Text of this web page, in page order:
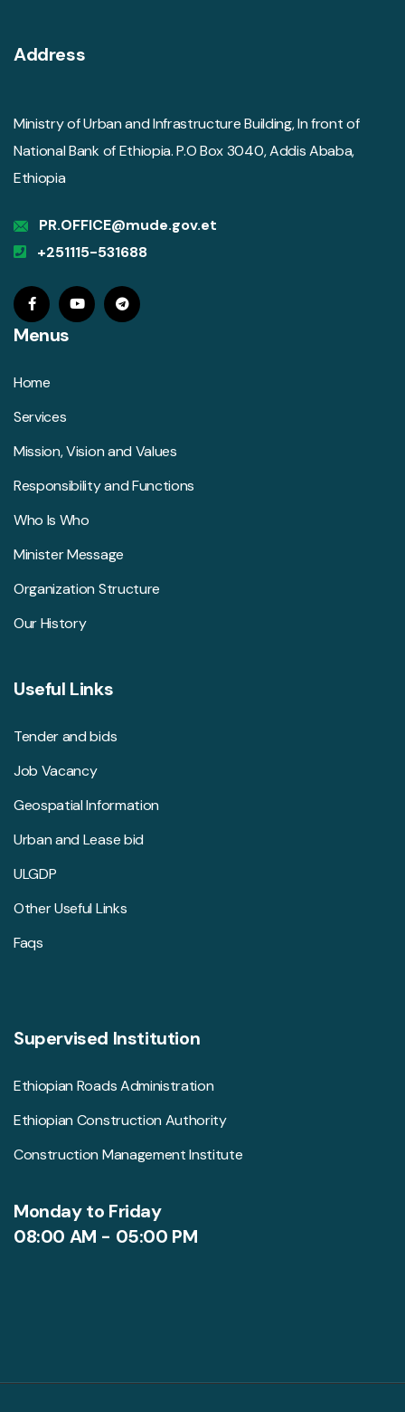
Address
Ministry of Urban and Infrastructure Building, In front of
National Bank of Ethiopia. P.O Box 3040, Addis Ababa,
Ethiopia
PR.OFFICE@mude.gov.et
+251115-531688
Menus
Home
Services
Mission, Vision and Values
Responsibility and Functions
Who Is Who
Minister Message
Organization Structure
Our History
Useful Links
Tender and bids
Job Vacancy
Geospatial Information
Urban and Lease bid
ULGDP
Other Useful Links
Faqs
Supervised Institution
Ethiopian Roads Administration
Ethiopian Construction Authority
Construction Management Institute
Monday to Friday
08:00 AM - 05:00 PM